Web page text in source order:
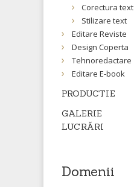
Corectura text
Stilizare text
Editare Reviste
Design Coperta
Tehnoredactare
Editare E-book
PRODUCTIE
GALERIE
LUCRĂRI
Domenii